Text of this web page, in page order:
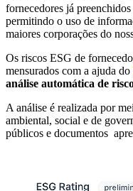
fornecedores já
permitindo o uso de
maiores corporações do
Os riscos ESG de
mensurados com a ajuda do
análise automática de
A análise é realizada por
ambiental, social e de
públicos e documentos